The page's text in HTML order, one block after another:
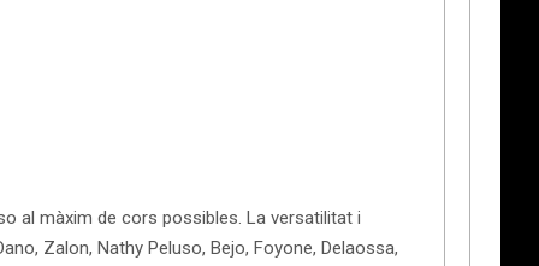
al màxim de cors possibles. La versatilitat i
Zalon, Nathy Peluso, Bejo, Foyone, Delaossa,